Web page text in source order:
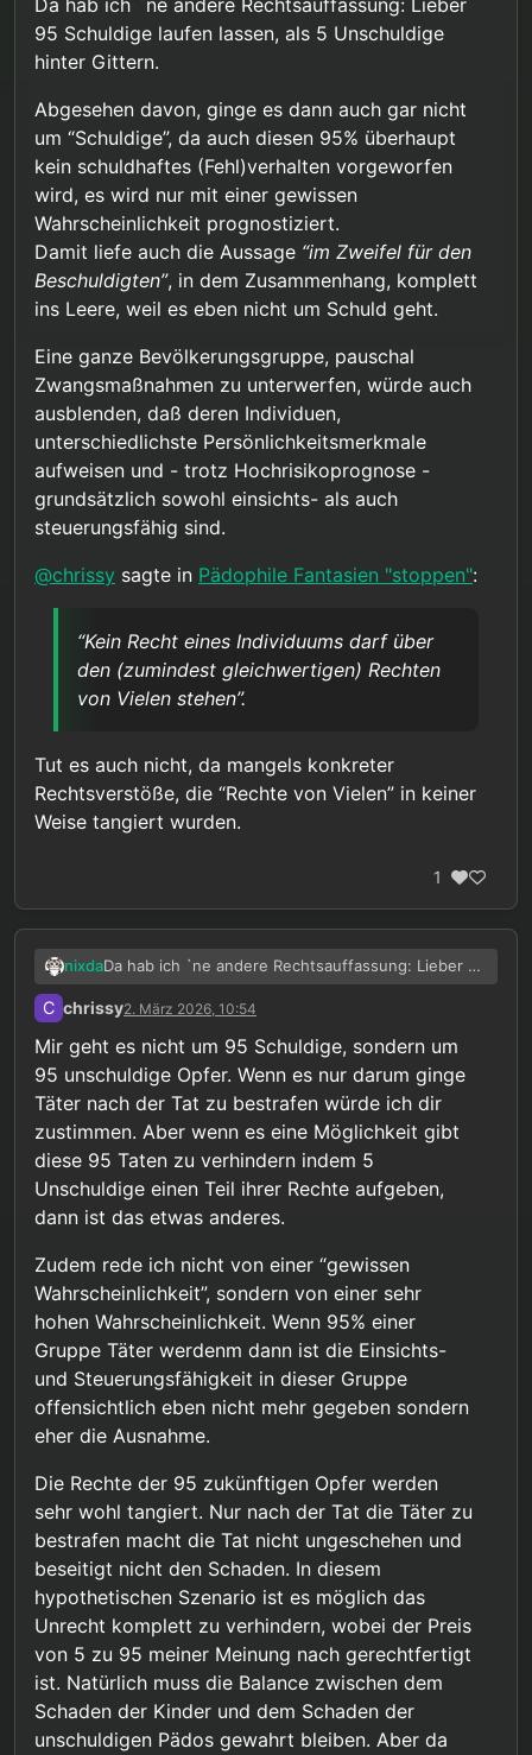
vom Gefährdungspotenzial ab das von dieser
Gruppe ausgeht. Wenn erwiesenermaßen ein
sehr hoher Anteil dieser Gruppe (vielleicht 95%)
durch entsprechende Maßnahmen effektiv
verhindert werden können, dann wiegt die
Einschränkung der persönlichen Freiheit der 5%
die unschuldig betroffen wären geringer als das
Leid der Opfer der 95%. Natürlich muss auch hier
das mildeste Mittel gewählt werden das die
Taten reduzieren kann. Nicht auf 0, das ist nie zu
erreichen. Aber auf ein Niveau wo der
zusätzliche Nutzen schärferer Maßnahmen in
keinem vernünftigen Verhaltnis zum Schaden
Betroffenen anrichtet.
Und immer muss “im Zweifel für den
Beschuldigten” gelten.
Aber wie gesagt, das ist alles hypothetisch. Von
entsprechenden Beweisen gibt es keine Spur,
egal was die allgemeine Bevölkerung über uns
Aber wenn es diese Beweise gäbe wäre ich
bereit mich zum Schutz vieler Kinder
Einschränkungen zu unterwerfen. Kein Recht
eines Individuums darf über den (zumindest
gleichwertigen) Rechten von Vielen stehen.
Da hab ich `ne andere Rechtsauffassung: Lieber
95 Schuldige laufen lassen, als 5 Unschuldige
hinter Gittern.
Abgesehen davon, ginge es dann auch gar nicht
um “Schuldige”, da auch diesen 95% überhaupt
kein schuldhaftes (Fehl)verhalten vorgeworfen
wird, es wird nur mit einer gewissen
Wahrscheinlichkeit prognostiziert.
Damit liefe auch die Aussage “im Zweifel für den
Beschuldigten”, in dem Zusammenhang, komplett
ins Leere, weil es eben nicht um Schuld geht.
Eine ganze Bevölkerungsgruppe, pauschal
Zwangsmaßnahmen zu unterwerfen, würde auch
ausblenden, daß deren Individuen,
unterschiedlichste Persönlichkeitsmerkmale
aufweisen und - trotz Hochrisikoprognose -
grundsätzlich sowohl einsichts- als auch
steuerungsfähig sind.
@chrissy sagte in Pädophile Fantasien "stoppen":
“Kein Recht eines Individuums darf über
den (zumindest gleichwertigen) Rechten
von Vielen stehen”.
Tut es auch nicht, da mangels konkreter
Rechtsverstöße, die “Rechte von Vielen” in keiner
Weise tangiert wurden.
1
nixdaDa hab ich `ne andere Rechtsauffassung: Lieber 95
Schuldige laufen lassen, als 5 Unschuldige hinter
Gittern.
Abgesehen davon, ginge es dann auch gar nicht
kein schuldhaftes (Fehl)verhalten vorgeworfen
wird, es wird nur mit einer gewissen
Wahrscheinlichkeit prognostiziert.
Damit liefe auch die Aussage “im Zweifel für den
, in dem Zusammenhang, komplett
ins Leere, weil es eben nicht um Schuld geht.
Eine ganze Bevölkerungsgruppe, pauschal
Zwangsmaßnahmen zu unterwerfen, würde auch
ausblenden, daß deren Individuen,
unterschiedlichste Persönlichkeitsmerkmale
aufweisen und - trotz Hochrisikoprognose -
grundsätzlich sowohl einsichts- als auch
steuerungsfähig sind.
@chrissy sagte inPädophile Fantasien "stoppen"
“Kein Recht eines Individuums darf über
den (zumindest gleichwertigen) Rechten
von Vielen stehen”.
Tut es auch nicht, da mangels konkreter
Rechtsverstöße, die “Rechte von Vielen” in keiner
Weise tangiert wurden.
C chrissy2. März 2026, 10:54
Mir geht es nicht um 95 Schuldige, sondern um
95 unschuldige Opfer. Wenn es nur darum ginge
Täter nach der Tat zu bestrafen würde ich dir
zustimmen. Aber wenn es eine Möglichkeit gibt
diese 95 Taten zu verhindern indem 5
Unschuldige einen Teil ihrer Rechte aufgeben,
dann ist das etwas anderes.
Zudem rede ich nicht von einer “gewissen
Wahrscheinlichkeit”, sondern von einer sehr
hohen Wahrscheinlichkeit. Wenn 95% einer
Gruppe Täter werdenm dann ist die Einsichts-
und Steuerungsfähigkeit in dieser Gruppe
offensichtlich eben nicht mehr gegeben sondern
eher die Ausnahme.
Die Rechte der 95 zukünftigen Opfer werden
sehr wohl tangiert. Nur nach der Tat die Täter zu
bestrafen macht die Tat nicht ungeschehen und
beseitigt nicht den Schaden. In diesem
hypothetischen Szenario ist es möglich das
Unrecht komplett zu verhindern, wobei der Preis
von 5 zu 95 meiner Meinung nach gerechtfertigt
ist. Natürlich muss die Balance zwischen dem
Schaden der Kinder und dem Schaden der
unschuldigen Pädos gewahrt bleiben. Aber da